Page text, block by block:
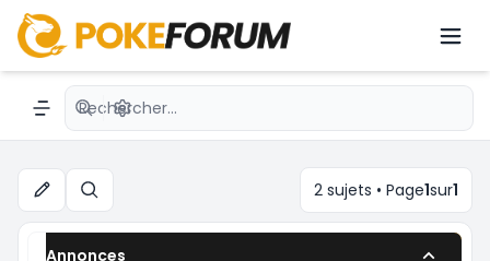
Échange de cartes Pokémon Pocket
Navigation menu
Recherche avancée
Rechercher 2 sujets • Page1sur1
Annonces